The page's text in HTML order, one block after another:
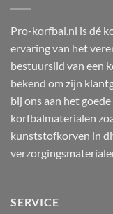
Pro-korfbal.nl is dé
ervaring van het
bestuurslid van een
bekend om zijn
bij ons aan het
korfbalmaterialen
kunststofkorven in
SERVICE